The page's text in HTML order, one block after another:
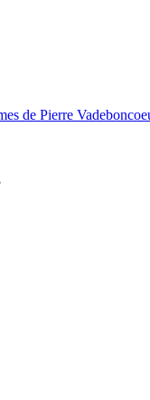
de Pierre